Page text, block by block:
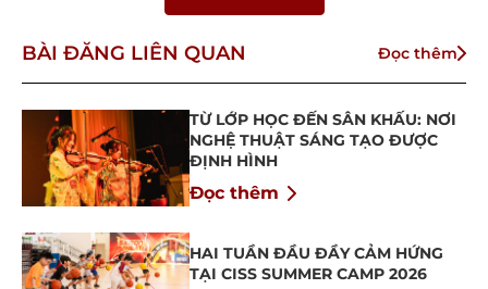
BÀI ĐĂNG LIÊN QUAN Đọc thêm
TỪ LỚP HỌC ĐẾN SÂN KHẤU: NƠI
NGHỆ THUẬT SÁNG TẠO ĐƯỢC
ĐỊNH HÌNH
Đọc thêm
HAI TUẦN ĐẦU ĐẦY CẢM HỨNG
TẠI CISS SUMMER CAMP 2026